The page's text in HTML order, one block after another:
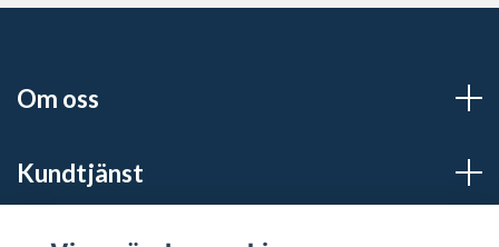
Om oss
Kundtjänst